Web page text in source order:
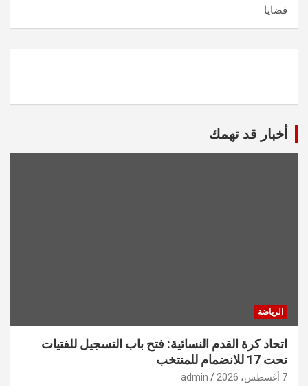
قضايا
أخبار قد تهمك
الرياضة
اتحاد كرة القدم النسائية: فتح باب التسجيل للفتيات
تحت 17 للانضمام للمنتخب
7 أغسطس، 2026 admin